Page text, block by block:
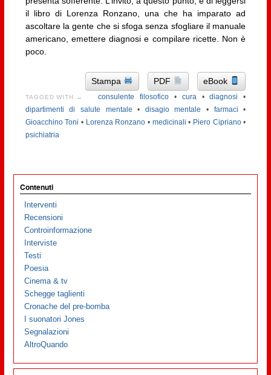
il libro di Lorenza Ronzano, una che ha imparato ad
ascoltare la gente che si sfoga senza sfogliare il manuale
americano, emettere diagnosi e compilare ricette. Non è
poco.
Stampa PDF eBook
TAGGED WITH → consulente filosofico• cura •diagnosi
•
dipartimenti di salute mentale • disagio mentale • farmaci •
Gioacchino Toni • Lorenza Ronzano • medicinali • Piero Cipriano•
psichiatria
Contenuti
Interventi
Recensioni
Controinformazione
Interviste
Testi
Poesia
Cinema & tv
Schegge taglienti
Cronache del pre-bomba
I suonatori Jones
Segnalazioni
AltroQuando